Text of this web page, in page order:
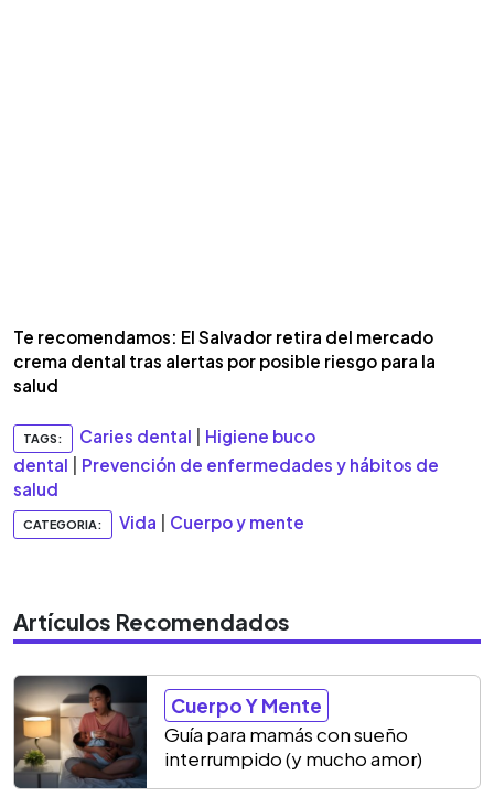
Te recomendamos: El Salvador retira del mercado
crema dental tras alertas por posible riesgo para la
salud
TAGS: Caries dental
Higiene buco
dental
Prevención de enfermedades y hábitos de
salud
CATEGORIA: Vida Cuerpo y mente
Artículos Recomendados
Cuerpo Y Mente
Guía para mamás con sueño
interrumpido (y mucho amor)